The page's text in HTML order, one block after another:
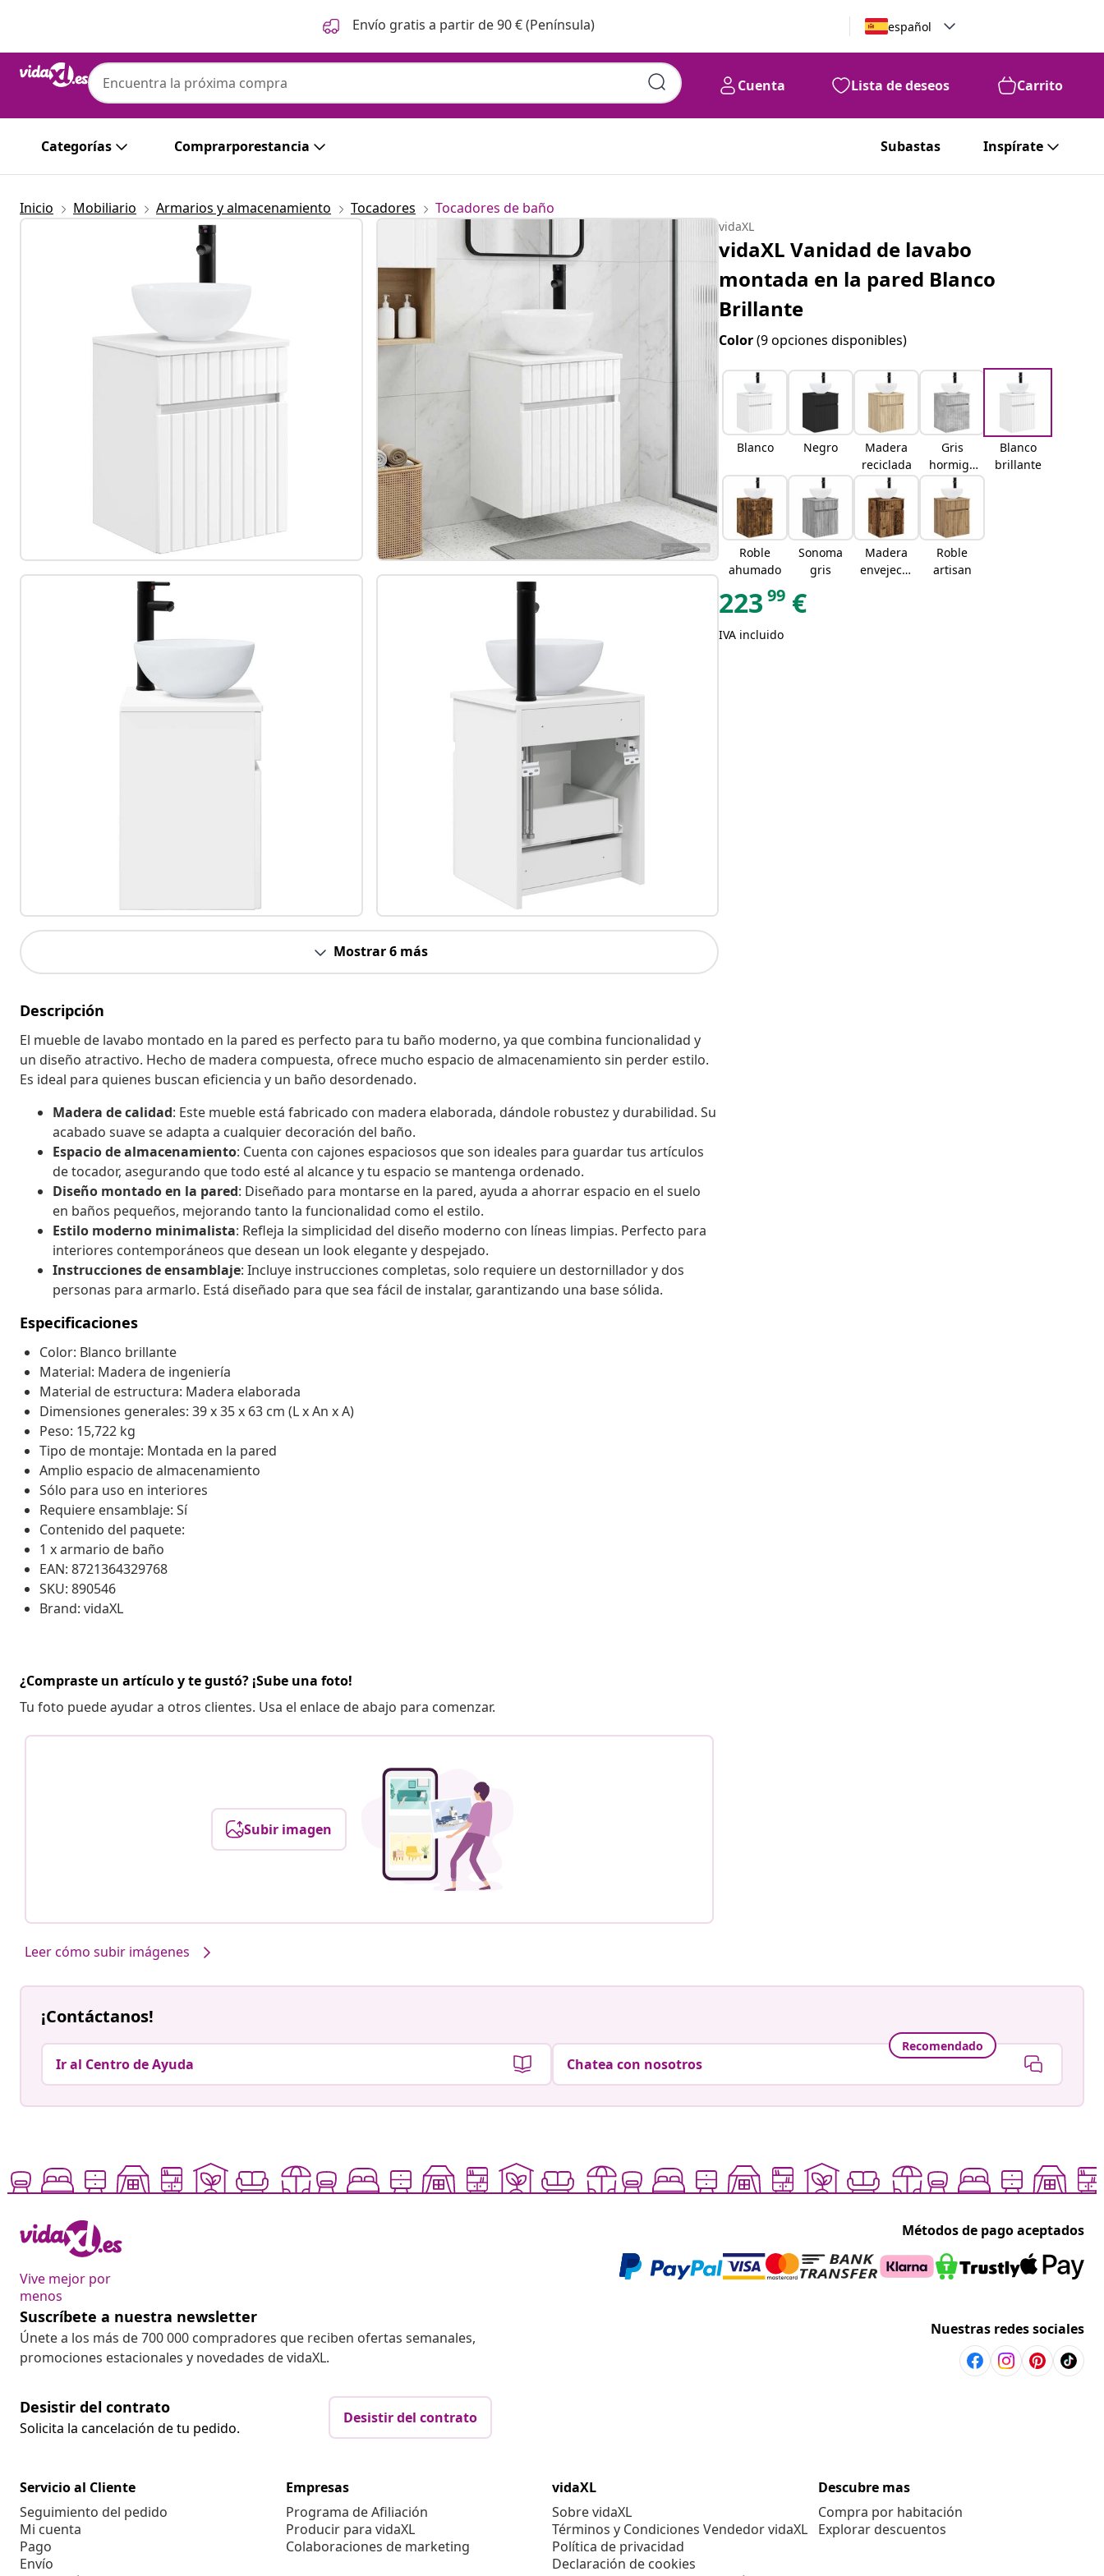
Envío gratis a partir de 90 € (Península) español
Cuenta Lista de deseos Carrito
Categorías Comprarporestancia Subastas Inspírate
Inicio Mobiliario Armarios y almacenamiento Tocadores Tocadores de baño
Mostrar 6 más
Descripción
El mueble de lavabo montado en la pared es perfecto para tu baño moderno, ya que combina funcionalidad y
un diseño atractivo. Hecho de madera compuesta, ofrece mucho espacio de almacenamiento sin perder estilo.
Es ideal para quienes buscan eficiencia y un baño desordenado.
Madera de calidad: Este mueble está fabricado con madera elaborada, dándole robustez y durabilidad. Su
acabado suave se adapta a cualquier decoración del baño.
Espacio de almacenamiento: Cuenta con cajones espaciosos que son ideales para guardar tus artículos
de tocador, asegurando que todo esté al alcance y tu espacio se mantenga ordenado.
Diseño montado en la pared: Diseñado para montarse en la pared, ayuda a ahorrar espacio en el suelo
en baños pequeños, mejorando tanto la funcionalidad como el estilo.
Estilo moderno minimalista: Refleja la simplicidad del diseño moderno con líneas limpias. Perfecto para
interiores contemporáneos que desean un look elegante y despejado.
Instrucciones de ensamblaje: Incluye instrucciones completas, solo requiere un destornillador y dos
personas para armarlo. Está diseñado para que sea fácil de instalar, garantizando una base sólida.
Especificaciones
Color: Blanco brillante
Material: Madera de ingeniería
Material de estructura: Madera elaborada
Dimensiones generales: 39 x 35 x 63 cm (L x An x A)
Peso: 15,722 kg
Tipo de montaje: Montada en la pared
Amplio espacio de almacenamiento
Sólo para uso en interiores
Requiere ensamblaje: Sí
Contenido del paquete:
1 x armario de baño
EAN: 8721364329768
SKU: 890546
Brand: vidaXL
¿Compraste un artículo y te gustó? ¡Sube una foto!
Tu foto puede ayudar a otros clientes. Usa el enlace de abajo para comenzar.
Subir imagen
Leer cómo subir imágenes
vidaXL
vidaXL Vanidad de lavabo
montada en la pared Blanco
Brillante
Color(9 opciones disponibles)
Blanco Negro
Madera
reciclada
Gris
hormigó
n
Blanco
brillante
Roble
ahumado
Sonoma
gris
Madera
envejecid
Roble
artisan
223 99 €
IVA incluido
¡Contáctanos!
Ir al Centro de Ayuda
Recomendado
Chatea con nosotros
Vive mejor por
menos
Métodos de pago aceptados
Suscríbete a nuestra newsletter
Únete a los más de 700 000 compradores que reciben ofertas semanales,
promociones estacionales y novedades de vidaXL.
Nuestras redes sociales
Desistir del contrato
Solicita la cancelación de tu pedido.
Desistir del contrato
Servicio al Cliente
Seguimiento del pedido
Mi cuenta
Pago
Envío
Empresas
Programa de Afiliación
Producir para vidaXL
Colaboraciones de marketing
vidaXL
Sobre vidaXL
Términos y Condiciones Vendedor vidaXL
Política de privacidad
Declaración de cookies
Descubre mas
Compra por habitación
Explorar descuentos